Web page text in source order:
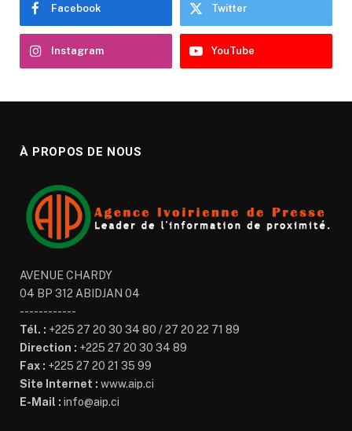
Facebook Twitter
Instagram YouTube
À PROPOS DE NOUS
AVENUE CHARDY
04 BP 312 ABIDJAN 04
------------
Tél. : +225 27 20 30 34 80 / 27 20 22 71 89
Direction : +225 27 20 30 34 89
Fax : +225 27 20 21 35 99
Site Internet : www.aip.ci
E-Mail : info@aip.ci